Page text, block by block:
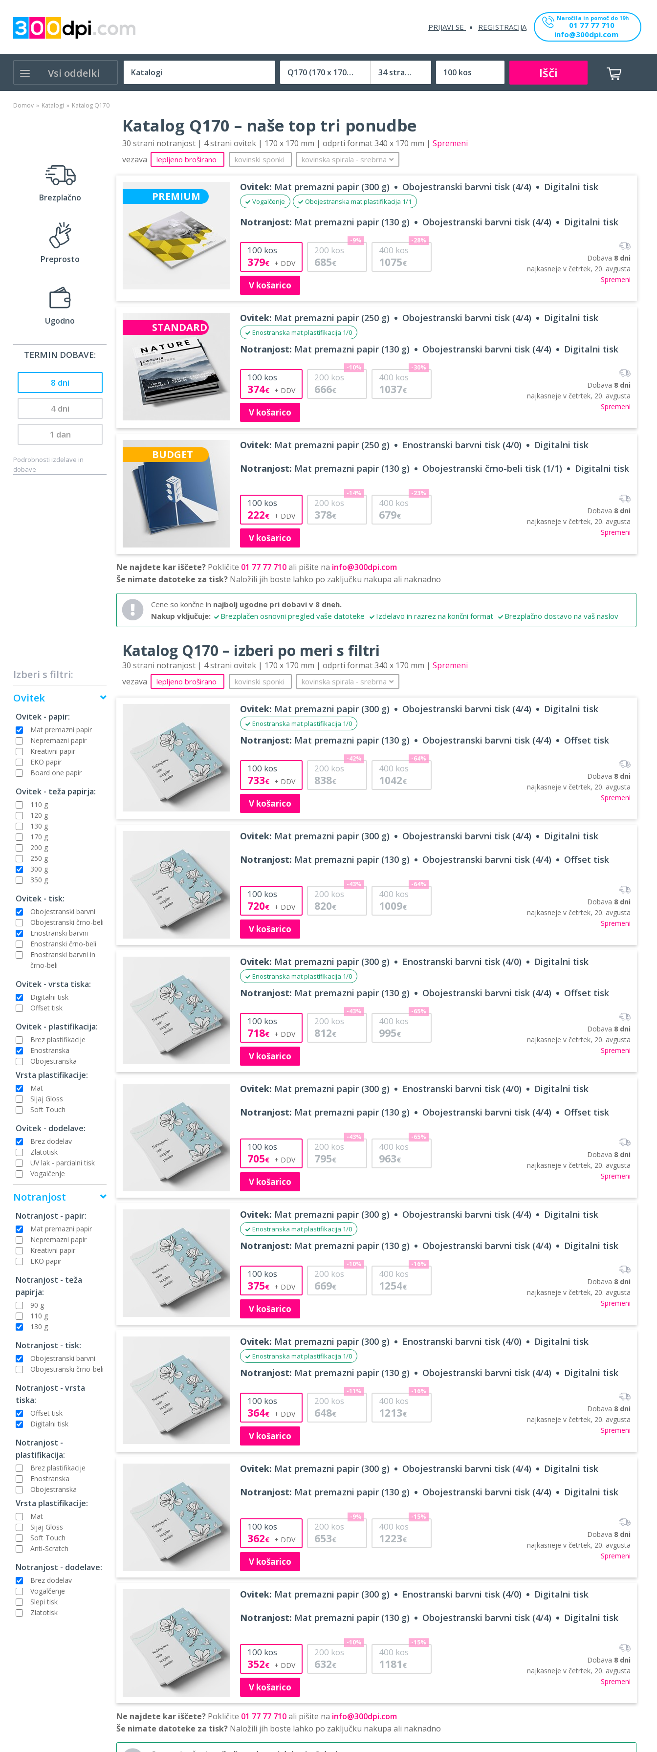
PRIJAVI SE REGISTRACIJA
Naročila in pomoč do 19h
01 77 77 710
info@300dpi.com
Vsi oddelki Q170 (170 x 170 mm)
Velikost (zaprte) tiskovine
34 strani Išči
Domov Katalogi Katalog Q170
Brezplačno
Preprosto
Ugodno
TERMIN DOBAVE:
8 dni
4 dni
1 dan
Podrobnosti izdelave in
dobave
Izberi s filtri:
Ovitek
Ovitek - papir:
Mat premazni papir
Nepremazni papir
Kreativni papir
EKO papir
Board one papir
Ovitek - teža papirja:
110 g
120 g
130 g
170 g
200 g
250 g
300 g
350 g
Ovitek - tisk:
Obojestranski barvni
Obojestranski črno-beli
Enostranski barvni
Enostranski črno-beli
Enostranski barvni in
črno-beli
Ovitek - vrsta tiska:
Digitalni tisk
Offset tisk
Ovitek - plastifikacija:
Brez plastifikacije
Enostranska
Obojestranska
Vrsta plastifikacije:
Mat
Sijaj Gloss
Soft Touch
Ovitek - dodelave:
Brez dodelav
Zlatotisk
UV lak - parcialni tisk
Vogalčenje
Notranjost
Notranjost - papir:
Mat premazni papir
Nepremazni papir
Kreativni papir
EKO papir
Notranjost - teža
papirja:
90 g
110 g
130 g
Notranjost - tisk:
Obojestranski barvni
Obojestranski črno-beli
Notranjost - vrsta
tiska:
Offset tisk
Digitalni tisk
Notranjost -
plastifikacija:
Brez plastifikacije
Enostranska
Obojestranska
Vrsta plastifikacije:
Mat
Sijaj Gloss
Soft Touch
Anti-Scratch
Notranjost - dodelave:
Brez dodelav
Vogalčenje
Slepi tisk
Zlatotisk
Katalog Q170 – naše top tri ponudbe
30 strani notranjost | 4 strani ovitek | 170 x 170 mm | odprti format 340 x 170 mm | Spremeni
vezava
lepljeno broširano kovinski sponki kovinska spirala ‐ srebrna
PREMIUM
Ovitek: Mat premazni papir (300 g) Obojestranski barvni tisk (4/4) Digitalni tisk
Vogalčenje Obojestranska mat plastifikacija 1/1
Notranjost: Mat premazni papir (130 g) Obojestranski barvni tisk (4/4) Digitalni tisk
100 kos
379€
200 kos
685€
-9%
400 kos
1075€
-28%
V košarico
Dobava 8 dni
najkasneje v četrtek, 20. avgusta
Spremeni
STANDARD
Ovitek: Mat premazni papir (250 g) Obojestranski barvni tisk (4/4) Digitalni tisk
Enostranska mat plastifikacija 1/0
Notranjost: Mat premazni papir (130 g) Obojestranski barvni tisk (4/4) Digitalni tisk
100 kos
374€
200 kos
666€
-10%
400 kos
1037€
-30%
V košarico
Dobava 8 dni
najkasneje v četrtek, 20. avgusta
Spremeni
BUDGET
Ovitek: Mat premazni papir (250 g) Enostranski barvni tisk (4/0) Digitalni tisk
Notranjost: Mat premazni papir (130 g) Obojestranski črno-beli tisk (1/1) Digitalni tisk
100 kos
222€
200 kos
378€
-14%
400 kos
679€
-23%
V košarico
Dobava 8 dni
najkasneje v četrtek, 20. avgusta
Spremeni
Ne najdete kar iščete? Pokličite 01 77 77 710ali pišite na info@300dpi.com
Še nimate datoteke za tisk? Naložili jih boste lahko po zaključku nakupa ali naknadno
Cene so končne in najbolj ugodne pri dobavi v 8 dneh.
Nakup vključuje:
Brezplačen osnovni pregled vaše datoteke Izdelavo in razrez na končni format Brezplačno dostavo na vaš naslov
Katalog Q170 – izberi po meri s filtri
30 strani notranjost | 4 strani ovitek | 170 x 170 mm | odprti format 340 x 170 mm | Spremeni
vezava
lepljeno broširano kovinski sponki kovinska spirala ‐ srebrna
Ovitek: Mat premazni papir (300 g) Obojestranski barvni tisk (4/4) Digitalni tisk
Enostranska mat plastifikacija 1/0
Notranjost: Mat premazni papir (130 g) Obojestranski barvni tisk (4/4) Offset tisk
100 kos
733€
200 kos
838€
-42%
400 kos
1042€
-64%
V košarico
Dobava 8 dni
najkasneje v četrtek, 20. avgusta
Spremeni
Ovitek: Mat premazni papir (300 g) Obojestranski barvni tisk (4/4) Digitalni tisk
Notranjost: Mat premazni papir (130 g) Obojestranski barvni tisk (4/4) Offset tisk
100 kos
720€
200 kos
820€
-43%
400 kos
1009€
-64%
V košarico
Dobava 8 dni
najkasneje v četrtek, 20. avgusta
Spremeni
Ovitek: Mat premazni papir (300 g) Enostranski barvni tisk (4/0) Digitalni tisk
Enostranska mat plastifikacija 1/0
Notranjost: Mat premazni papir (130 g) Obojestranski barvni tisk (4/4) Offset tisk
100 kos
718€
200 kos
812€
-43%
400 kos
995€
-65%
V košarico
Dobava 8 dni
najkasneje v četrtek, 20. avgusta
Spremeni
Ovitek: Mat premazni papir (300 g) Enostranski barvni tisk (4/0) Digitalni tisk
Notranjost: Mat premazni papir (130 g) Obojestranski barvni tisk (4/4) Offset tisk
100 kos
705€
200 kos
795€
-43%
400 kos
963€
-65%
V košarico
Dobava 8 dni
najkasneje v četrtek, 20. avgusta
Spremeni
Ovitek: Mat premazni papir (300 g) Obojestranski barvni tisk (4/4) Digitalni tisk
Enostranska mat plastifikacija 1/0
Notranjost: Mat premazni papir (130 g) Obojestranski barvni tisk (4/4) Digitalni tisk
100 kos
375€
200 kos
669€
-10%
400 kos
1254€
-16%
V košarico
Dobava 8 dni
najkasneje v četrtek, 20. avgusta
Spremeni
Ovitek: Mat premazni papir (300 g) Enostranski barvni tisk (4/0) Digitalni tisk
Enostranska mat plastifikacija 1/0
Notranjost: Mat premazni papir (130 g) Obojestranski barvni tisk (4/4) Digitalni tisk
100 kos
364€
200 kos
648€
-11%
400 kos
1213€
-16%
V košarico
Dobava 8 dni
najkasneje v četrtek, 20. avgusta
Spremeni
Ovitek: Mat premazni papir (300 g) Obojestranski barvni tisk (4/4) Digitalni tisk
Notranjost: Mat premazni papir (130 g) Obojestranski barvni tisk (4/4) Digitalni tisk
100 kos
362€
200 kos
653€
-9%
400 kos
1223€
-15%
V košarico
Dobava 8 dni
najkasneje v četrtek, 20. avgusta
Spremeni
Ovitek: Mat premazni papir (300 g) Enostranski barvni tisk (4/0) Digitalni tisk
Notranjost: Mat premazni papir (130 g) Obojestranski barvni tisk (4/4) Digitalni tisk
100 kos
352€
200 kos
632€
-10%
400 kos
1181 €
-15%
V košarico
Dobava 8 dni
najkasneje v četrtek, 20. avgusta
Spremeni
Ne najdete kar iščete? Pokličite 01 77 77 710ali pišite na info@300dpi.com
Še nimate datoteke za tisk? Naložili jih boste lahko po zaključku nakupa ali naknadno